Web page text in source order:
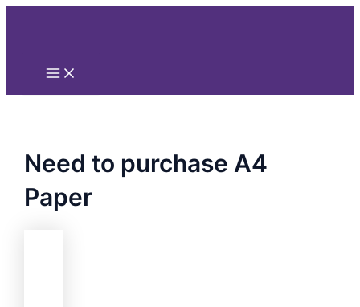
Nhảy
Main
Need to purchase A4
Paper